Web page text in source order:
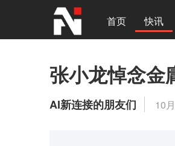
首页 快讯
张小龙悼念
AI新连接的朋友们 10